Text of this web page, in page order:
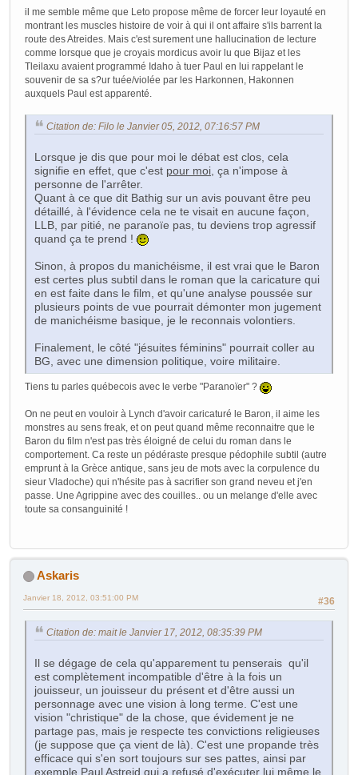
il me semble même que Leto propose même de forcer leur loyauté en
montrant les muscles histoire de voir à qui il ont affaire s'ils barrent la
route des Atreides. Mais c'est surement une hallucination de lecture
comme lorsque que je croyais mordicus avoir lu que Bijaz et les
Tleilaxu avaient programmé Idaho à tuer Paul en lui rappelant le
souvenir de sa s?ur tuée/violée par les Harkonnen, Hakonnen
auxquels Paul est apparenté.
Citation de: Filo le Janvier 05, 2012, 07:16:57 PM
Lorsque je dis que pour moi le débat est clos, cela
signifie en effet, que c'est pour moi , ça n'impose à
personne de l'arrêter.
Quant à ce que dit Bathig sur un avis pouvant être peu
détaillé, à l'évidence cela ne te visait en aucune façon,
LLB, par pitié, ne paranoïe pas, tu deviens trop agressif
quand ça te prend !
Sinon, à propos du manichéisme, il est vrai que le Baron
est certes plus subtil dans le roman que la caricature qui
en est faite dans le film, et qu'une analyse poussée sur
plusieurs points de vue pourrait démonter mon jugement
de manichéisme basique, je le reconnais volontiers.
Finalement, le côté "jésuites féminins" pourrait coller au
BG, avec une dimension politique, voire militaire.
Tiens tu parles québecois avec le verbe "Paranoïer" ?
On ne peut en vouloir à Lynch d'avoir caricaturé le Baron, il aime les
monstres au sens freak, et on peut quand même reconnaitre que le
Baron du film n'est pas très éloigné de celui du roman dans le
comportement. Ca reste un pédéraste presque pédophile subtil (autre
emprunt à la Grèce antique, sans jeu de mots avec la corpulence du
sieur Vladoche) qui n'hésite pas à sacrifier son grand neveu et j'en
passe. Une Agrippine avec des couilles.. ou un melange d'elle avec
toute sa consanguinité !
Askaris
#36
Janvier 18, 2012, 03:51:00 PM
Citation de: mait le Janvier 17, 2012, 08:35:39 PM
Il se dégage de cela qu'apparement tu penserais qu'il
est complètement incompatible d'être à la fois un
jouisseur, un jouisseur du présent et d'être aussi un
personnage avec une vision à long terme. C'est une
vision "christique" de la chose, que évidement je ne
partage pas, mais je respecte tes convictions religieuses
(je suppose que ça vient de là). C'est une propande très
efficace qui s'en sort toujours sur ses pattes, ainsi par
exemple Paul Astreid qui a refusé d'exécuter lui même le